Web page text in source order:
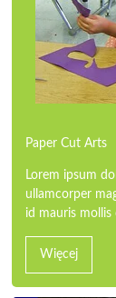
Paper Cut Arts
Lorem ipsum
ullamcorper
id mauris
Więcej